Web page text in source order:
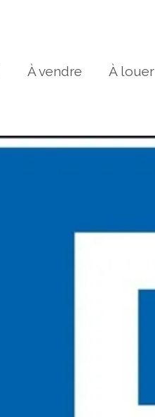
À vendre À louer